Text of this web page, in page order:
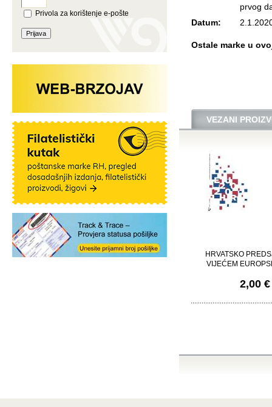
Privola za korištenje e-pošte
prvog
Datum:
Ostale marke u
VEZANI
HRVATSKO
VIJEĆEM
2,00 €